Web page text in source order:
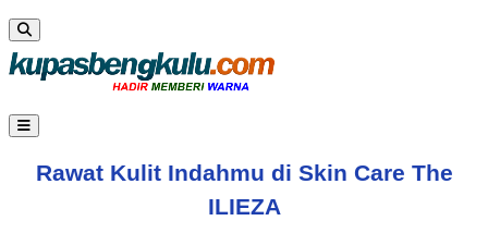
Rawat Kulit Indahmu di Skin Care The
ILIEZA